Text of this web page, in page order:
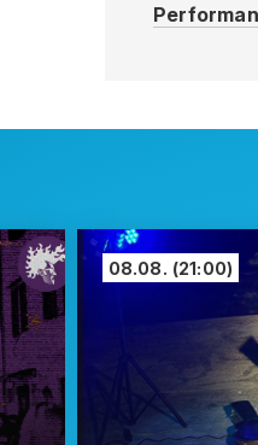
08.08. (21:00)